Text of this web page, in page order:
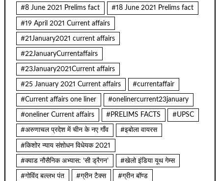
#8 June 2021 Prelims fact #18 June 2021 Prelims fact
#19 April 2021 Current affairs
#21January2021 current affairs
#22JanuaryCurrentaffairs
#23January2021Current affairs
#25 January 2021 Current affairs #currentaffair
#Current affairs one liner #onelinercurrent23january
#oneliner Current affairs #PRELIMS FACTS #UPSC
#अरुणाचल प्रदेश में चीन के नए गाँव #इबोला वायरस
#किशोर न्याय संशोधन विधेयक 2021
#क्वाड नौसैनिक अभ्यास: ‘सी ड्रैगन’ #खेलो इंडिया यूथ गेम्स
#गोविंद बल्लभ पंत #ग्रीन टैक्स #ग्रीन बॉण्ड